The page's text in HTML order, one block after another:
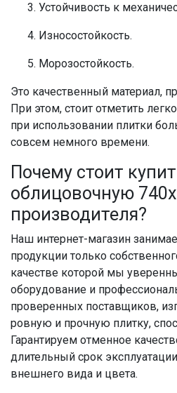
Устойчивость к
Износостойкость.
Морозостойкость.
Это качественный материал,
При этом, стоит отметить
при использовании плитки
совсем немного времени.
Почему стоит
облицовочную
производителя?
Наш интернет-магазин
продукции только
качестве которой мы
оборудование и
проверенных поставщиков,
ровную и прочную плитку,
Гарантируем отменное
длительный срок
внешнего вида и цвета.